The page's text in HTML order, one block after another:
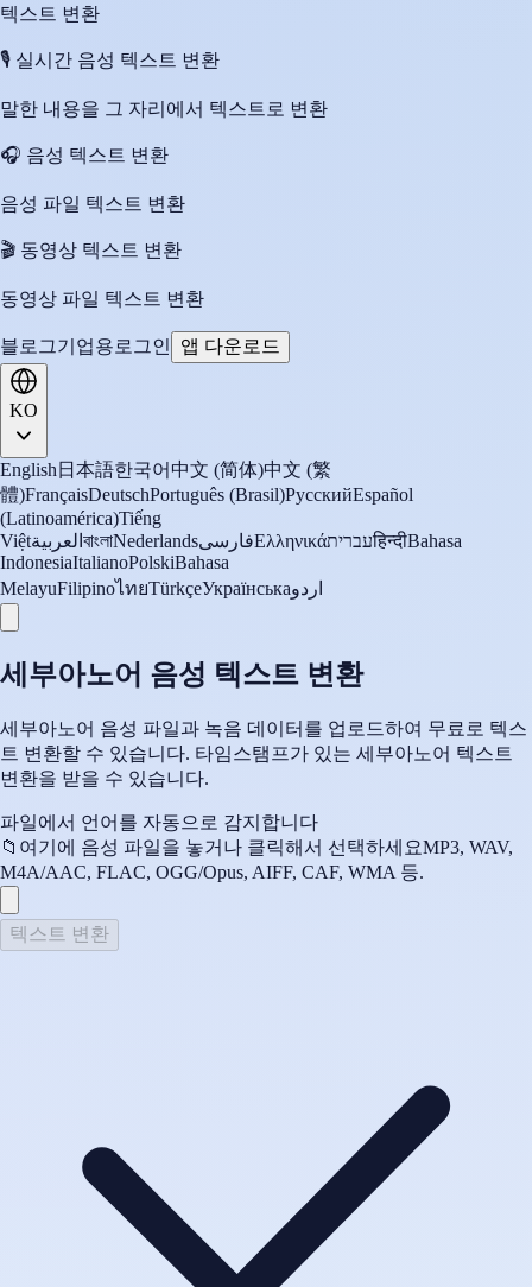
텍스트 변환
🎙️ 실시간 음성 텍스트 변환
말한 내용을 그 자리에서 텍스트로 변환
🎧 음성 텍스트 변환
음성 파일 텍스트 변환
🎬 동영상 텍스트 변환
동영상 파일 텍스트 변환
블로그기업용 로그인 앱 다운로드
KO
English 日本語한국어中文 (简体)中文 (繁
體)FrançaisDeutschPortuguês (Brasil)РусскийEspañol
(Latinoamérica)Tiếng
Việtالعربية বাংলাNederlandsفارسیΕλληνικάעבריתहिन्दीBahasa
IndonesiaItalianoPolskiBahasa
MelayuFilipinoไทยTürkçeУкраїнськаاردو
세부아노어 음성 텍스트 변환
세부아노어 음성 파일과 녹음 데이터를 업로드하여 무료로 텍스
트 변환할 수 있습니다. 타임스탬프가 있는 세부아노어 텍스트
변환을 받을 수 있습니다.
파일에서 언어를 자동으로 감지합니다
📁 여기에 음성 파일을 놓거나 클릭해서 선택하세요MP3, WAV,
M4A/AAC, FLAC, OGG/Opus, AIFF, CAF, WMA 등.
텍스트 변환